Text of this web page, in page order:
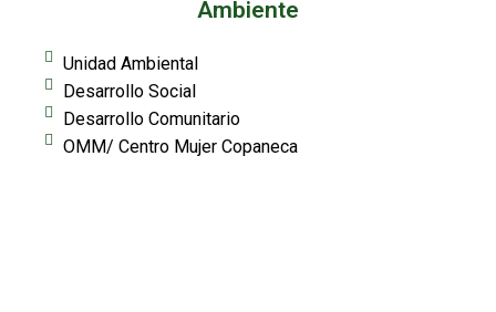
Ambiente
Unidad Ambiental
Desarrollo Social
Desarrollo Comunitario
OMM/ Centro Mujer Copaneca